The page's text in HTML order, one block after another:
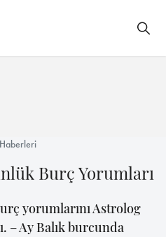
Burç Yorumları
yorumlarını Astrolog
– Ay Balık burcunda